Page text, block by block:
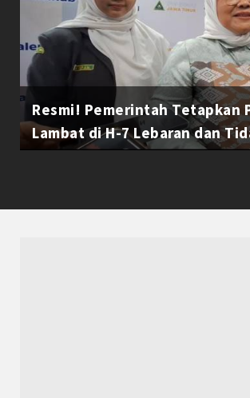
Resmi! Pemerintah Tetapkan
Lambat di H-7 Lebaran dan